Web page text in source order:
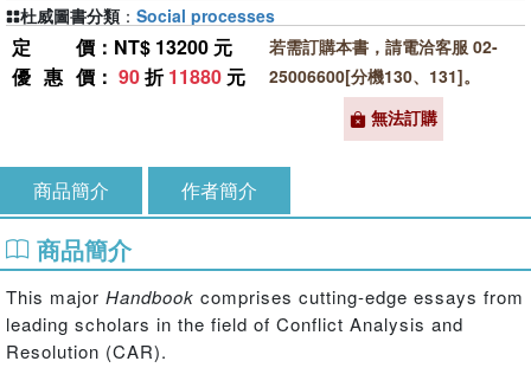
定價 ：NT$ 13200 元
優惠價 ： 90折11880 元
若需訂購本書，請電洽客服 02-
25006600[分機130、131]。
無法訂購
杜威圖書分類 ： Social processes
商品簡介 作者簡介
商品簡介
This major Handbook comprises cutting-edge essays from
leading scholars in the field of Conflict Analysis and
Resolution (CAR).